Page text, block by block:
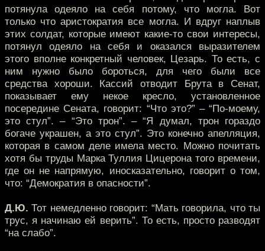
потянула одеяло на себя потому, что могла. Вот
только что аристократия все могла. И вдруг наплыв
этих солдат, которые имеют какие-то свои интересы,
потянул одеяло на себя и оказался выразителем
этого вполне конкретный человек, Цезарь. То есть, с
ним нужно было бороться, для чего были все
средства хороши. Кассий отводит Брута в Сенат,
показывает ему некое кресло, установленное
посередине Сената, говорит: “Что это?” – “По-моему,
это стул”. – “Это трон”. – “Я думал, трон гораздо
богаче украшен, а это стул”. Это конечно апелляция,
которая в самом деле имела место. Можно почитать
хотя бы труды Марка Туллия Цицерона того времени,
где он не напрямую, иносказательно, говорит о том,
что: “Демократия в опасности”.
Д.Ю. Тот немедленно говорит: “Мать говорила, что ты
трус, я начинаю ей верить”. То есть, просто разводят
“на слабо”.